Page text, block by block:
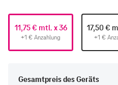
11,75 € mtl. x 36
+1 € Anzahlung
17,50 €
+1 €
Gesamtpreis des Geräts